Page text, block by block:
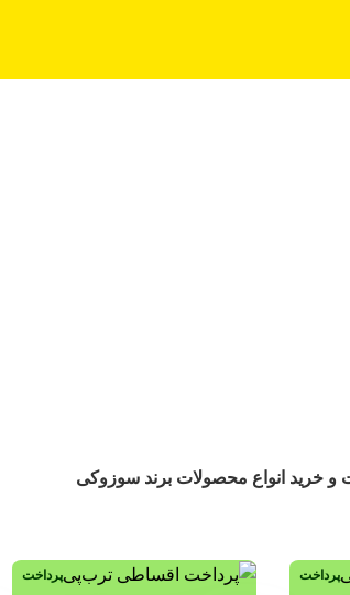
و خرید انواع محصولات برند سوزوکی
پرداخت
پرداخت